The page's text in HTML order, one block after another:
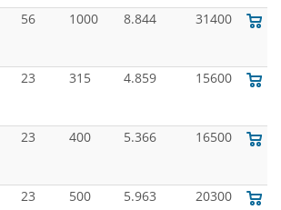
56 1000 8.844 31400
23 315 4.859 15600
23 400 5.366 16500
23 500 5.963 20300